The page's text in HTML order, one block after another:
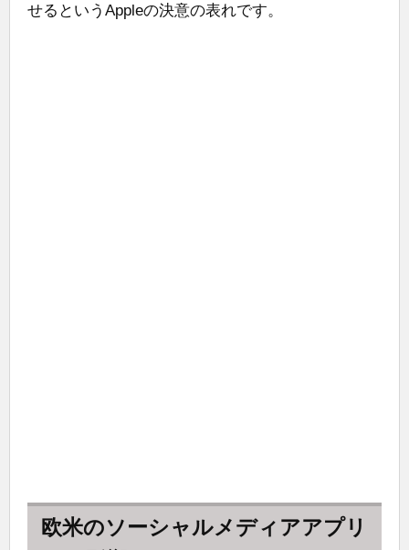
せるというAppleの決意の表れです。
欧米のソーシャルメディアアプリ